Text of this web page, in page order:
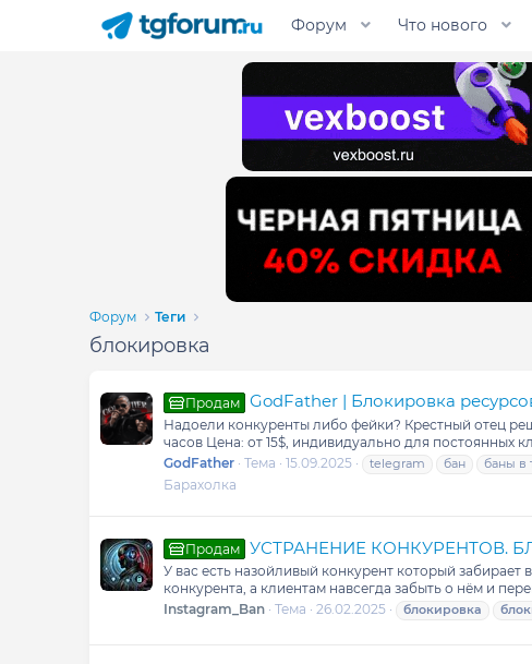
Форум Что нового
Форум Теги
блокировка
Продам GodFather | Блокировка
Надоели конкуренты либо фейки? Крестный отец
часов Цена: от 15$, индивидуально для постоянных
GodFather Тема 15.09.2025 telegram бан баны в
Барахолка
Продам УСТРАНЕНИЕ КОНКУРЕНТОВ.
У вас есть назойливый конкурент который
конкурента, а клиентам навсегда забыть о нём и
Instagram_Ban Тема 26.02.2025 блокировка